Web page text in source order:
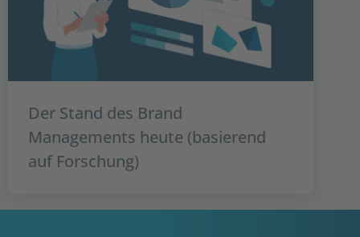
Der Stand des Brand
Managements heute (basierend
auf Forschung)